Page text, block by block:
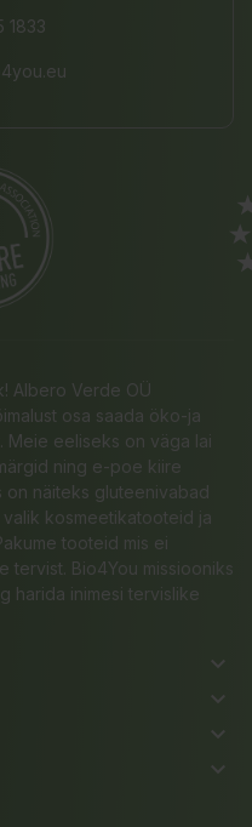
1833
Albero Verde OÜ
osa saada öko-ja
Meie eeliseks on väga lai
ning e-poe kiire
näiteks gluteenivabad
kosmeetikatooteid ja
tooteid mis ei
tervist. Bio4You missiooniks
harida inimesi tervislike
keyboard_arrow_down
keyboard_arrow_down
keyboard_arrow_down
keyboard_arrow_down